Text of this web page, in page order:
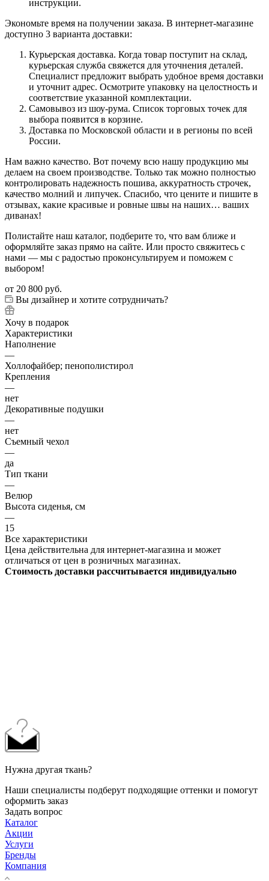
инструкции.
Экономьте время на получении заказа. В интернет-магазине
доступно 3 варианта доставки:
Курьерская доставка. Когда товар поступит на склад,
курьерская служба свяжется для уточнения деталей.
Специалист предложит выбрать удобное время доставки
и уточнит адрес. Осмотрите упаковку на целостность и
соответствие указанной комплектации.
Самовывоз из шоу-рума. Список торговых точек для
выбора появится в корзине.
Доставка по Московской области и в регионы по всей
России.
Нам важно качество. Вот почему всю нашу продукцию мы
делаем на своем производстве. Только так можно полностью
контролировать надежность пошива, аккуратность строчек,
качество молний и липучек. Спасибо, что цените и пишите в
отзывах, какие красивые и ровные швы на наших… ваших
диванах!
Полистайте наш каталог, подберите то, что вам ближе и
оформляйте заказ прямо на сайте. Или просто свяжитесь с
нами — мы с радостью проконсультируем и поможем с
выбором!
от 20 800 руб.
Вы дизайнер и хотите сотрудничать?
Хочу в подарок
Характеристики
Наполнение
—
Холлофайбер; пенополистирол
Крепления
—
нет
Декоративные подушки
—
нет
Съемный чехол
—
да
Тип ткани
—
Велюр
Высота сиденья, см
—
15
Все характеристики
Цена действительна для интернет-магазина и может
отличаться от цен в розничных магазинах.
Стоимость доставки рассчитывается индивидуально
Нужна другая ткань?
Наши специалисты подберут подходящие оттенки и помогут
оформить заказ
Задать вопрос
Каталог
Акции
Услуги
Бренды
Компания